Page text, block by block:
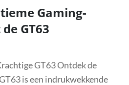
Gaming-
GT63
GT63 Ontdek de
is een indrukwekkende